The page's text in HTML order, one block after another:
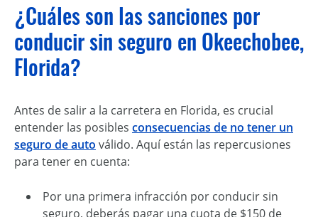
¿Cuáles son las sanciones por
conducir sin seguro en Okeechobee,
Florida?
Antes de salir a la carretera en Florida, es crucial
entender las posibles consecuencias de no tener un
seguro de auto válido. Aquí están las repercusiones
para tener en cuenta:
Por una primera infracción por conducir sin
seguro, deberás pagar una cuota de $150 de